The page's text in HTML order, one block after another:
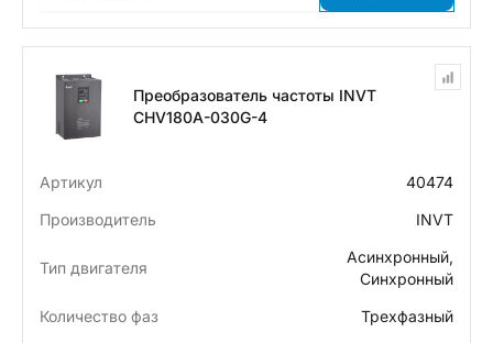
Преобразователь частоты INVT
CHV180A-030G-4
Артикул
40474
Производитель
INVT
Тип двигателя
Асинхронный,
Синхронный
Количество фаз
Трехфазный